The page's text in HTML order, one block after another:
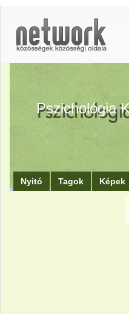
Pszichológia
Nyitó Tagok Képek